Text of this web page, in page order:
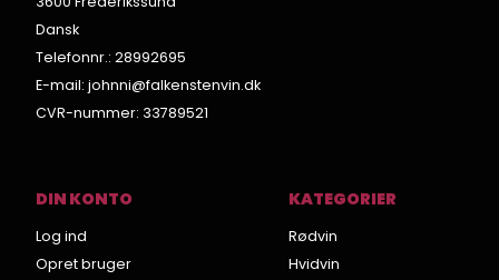
Dansk
Telefonnr.: 28992695
E-mail: johnni@falkenstenvin.dk
CVR-nummer: 33789521
DIN KONTO
Log ind
Opret bruger
KATEGORIER
Rødvin
Hvidvin